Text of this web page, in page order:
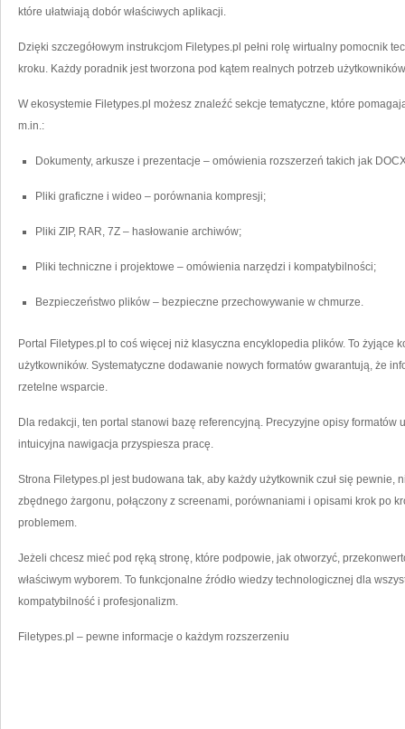
które ułatwiają dobór właściwych aplikacji.
Dzięki szczegółowym instrukcjom Filetypes.pl pełni rolę wirtualny pomocnik
kroku. Każdy poradnik jest tworzona pod kątem realnych potrzeb
W ekosystemie Filetypes.pl możesz znaleźć sekcje tematyczne, które
m.in.:
Dokumenty, arkusze i prezentacje – omówienia rozszerzeń takich jak
Pliki graficzne i wideo – porównania kompresji;
Pliki ZIP, RAR, 7Z – hasłowanie archiwów;
Pliki techniczne i projektowe – omówienia narzędzi i kompatybilności;
Bezpieczeństwo plików – bezpieczne przechowywanie w chmurze.
Portal Filetypes.pl to coś więcej niż klasyczna encyklopedia plików. To żyjące
użytkowników. Systematyczne dodawanie nowych formatów gwarantują, że
rzetelne wsparcie.
Dla redakcji, ten portal stanowi bazę referencyjną. Precyzyjne opisy formatów
intuicyjna nawigacja przyspiesza pracę.
Strona Filetypes.pl jest budowana tak, aby każdy użytkownik czuł się
zbędnego żargonu, połączony z screenami, porównaniami i opisami krok po
problemem.
Jeżeli chcesz mieć pod ręką stronę, które podpowie, jak otworzyć,
właściwym wyborem. To funkcjonalne źródło wiedzy technologicznej dla
kompatybilność i profesjonalizm.
Filetypes.pl – pewne informacje o każdym rozszerzeniu